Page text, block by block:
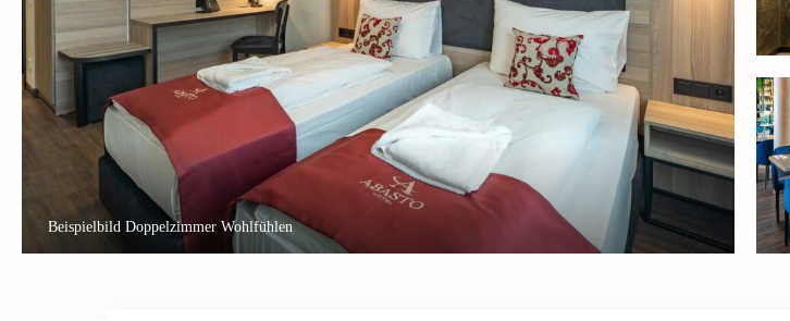
Beispielbild Doppelzimmer Wohlfühlen